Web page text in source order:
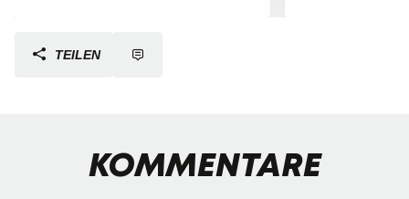
TEILEN
KOMMENTARE